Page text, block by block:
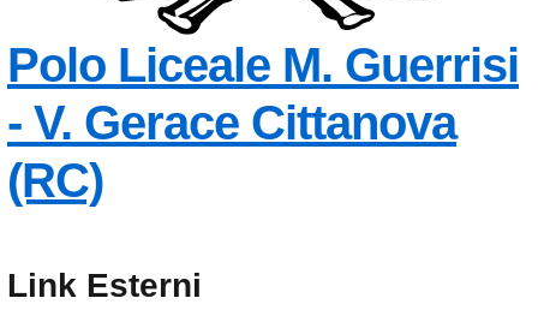
Polo Liceale M. Guerrisi
- V. Gerace Cittanova
(RC)— Visita la pagina
Link Esterni